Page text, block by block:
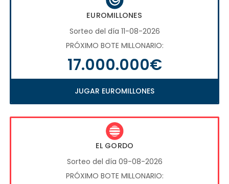
EUROMILLONES
Sorteo del día 11-08-2026
PRÓXIMO BOTE MILLONARIO:
17.000.000€
JUGAR EUROMILLONES
EL GORDO
Sorteo del día 09-08-2026
PRÓXIMO BOTE MILLONARIO: